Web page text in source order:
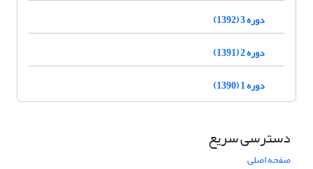
دوره 3 (1392)
دوره 2 (1391)
دوره 1 (1390)
دسترسی سریع
صفحه اصلی